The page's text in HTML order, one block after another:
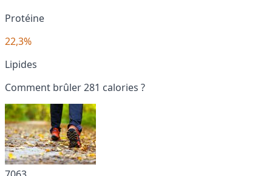
Protéine
22,3%
Lipides
Comment brûler 281 calories ?